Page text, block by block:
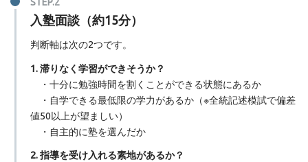
入塾面談（約15分）
判断軸は次の2つです。
1. 滞りなく学習ができそうか？
・十分に勉強時間を割くことができる状態にあるか
・自学できる最低限の学力があるか（※全統記述模試で偏差
値50以上が望ましい）
・自主的に塾を選んだか
2. 指導を受け入れる素地があるか？